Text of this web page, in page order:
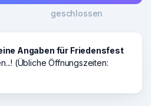
geschlossen
Angaben für Friedensfest
(Übliche Öffnungszeiten: